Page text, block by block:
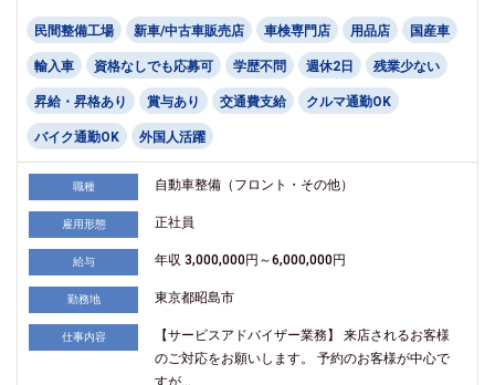
民間整備工場 新車/中古車販売店 車検専門店 用品店 国産車
輸入車 資格なしでも応募可 学歴不問 週休2日 残業少ない
昇給・昇格あり 賞与あり 交通費支給 クルマ通勤OK
バイク通勤OK 外国人活躍
職種 自動車整備（フロント・その他）
雇用形態 正社員
給与 年収 3,000,000円～6,000,000円
勤務地 東京都昭島市
仕事内容
【サービスアドバイザー業務】 来店されるお客様
のご対応をお願いします。 予約のお客様が中心で